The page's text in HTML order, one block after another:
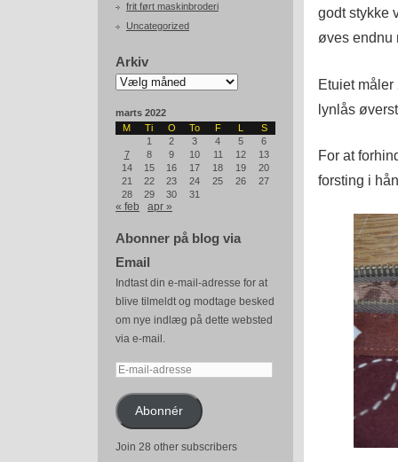
frit ført maskinbroderi
Uncategorized
Arkiv
Arkiv
marts 2022
M
Ti O To F L
S
1
2 3 4 5
6
7
8 9 10 11 12
13
14
15 16 17 18 19
20
21
22 23 24 25 26
27
28
29 30 31
« feb apr »
Abonner på blog via
Email
Indtast din e-mail-adresse for at
blive tilmeldt og modtage besked
om nye indlæg på dette websted
via e-mail.
E-
adresseAbonnér
Join 28 other subscribers
godt stykke
øves endnu
Etuiet måler
lynlås
For at
forsting i